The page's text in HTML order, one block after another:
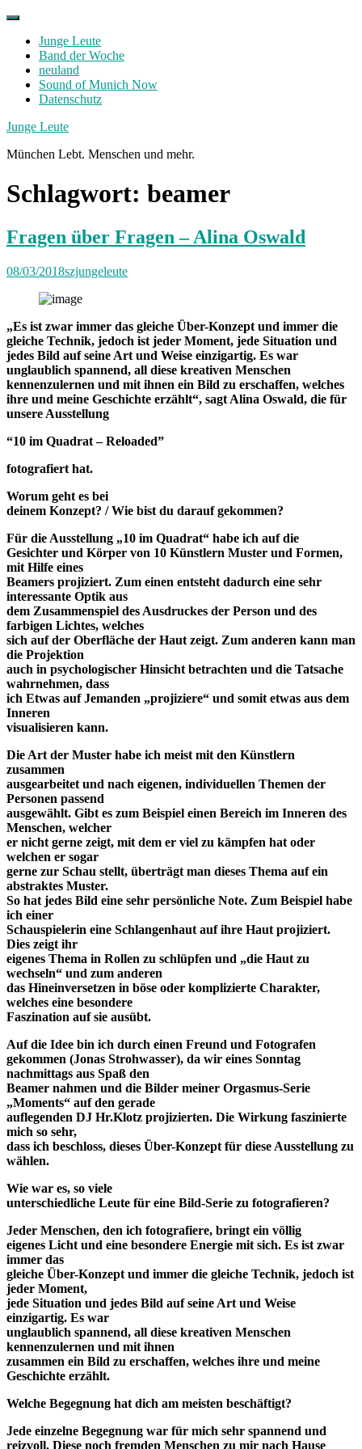
Skip
contentJunge Leute
Band der Woche
neuland
Sound of Munich Now
Datenschutz
Facebook
Twitter
Instagram
Junge Leute
München Lebt. Menschen und mehr.
Schlagwort: beamer
Fragen über Fragen – Alina Oswald
08/03/2018szjungeleute
„Es ist zwar immer das gleiche Über-Konzept und immer die
gleiche Technik, jedoch ist jeder Moment, jede Situation und
jedes Bild auf seine Art und Weise einzigartig. Es war
unglaublich spannend, all diese kreativen Menschen
kennenzulernen und mit ihnen ein Bild zu erschaffen, welches
ihre und meine Geschichte erzählt“, sagt Alina Oswald, die für
unsere Ausstellung
“10 im Quadrat – Reloaded”
fotografiert hat.
Worum geht es bei
deinem Konzept? / Wie bist du darauf gekommen?
Für die Ausstellung „10 im Quadrat“ habe ich auf die
Gesichter und Körper von 10 Künstlern Muster und Formen,
mit Hilfe eines
Beamers projiziert. Zum einen entsteht dadurch eine sehr
interessante Optik aus
dem Zusammenspiel des Ausdruckes der Person und des
farbigen Lichtes, welches
sich auf der Oberfläche der Haut zeigt. Zum anderen kann man
die Projektion
auch in psychologischer Hinsicht betrachten und die Tatsache
wahrnehmen, dass
ich Etwas auf Jemanden „projiziere“ und somit etwas aus dem
Inneren
visualisieren kann.
Die Art der Muster habe ich meist mit den Künstlern
zusammen
ausgearbeitet und nach eigenen, individuellen Themen der
Personen passend
ausgewählt. Gibt es zum Beispiel einen Bereich im Inneren des
Menschen, welcher
er nicht gerne zeigt, mit dem er viel zu kämpfen hat oder
welchen er sogar
gerne zur Schau stellt, überträgt man dieses Thema auf ein
abstraktes Muster.
So hat jedes Bild eine sehr persönliche Note. Zum Beispiel habe
ich einer
Schauspielerin eine Schlangenhaut auf ihre Haut projiziert.
Dies zeigt ihr
eigenes Thema in Rollen zu schlüpfen und „die Haut zu
wechseln“ und zum anderen
das Hineinversetzen in böse oder komplizierte Charakter,
welches eine besondere
Faszination auf sie ausübt.
Auf die Idee bin ich durch einen Freund und Fotografen
gekommen (Jonas Strohwasser), da wir eines Sonntag
nachmittags aus Spaß den
Beamer nahmen und die Bilder meiner Orgasmus-Serie
„Moments“ auf den gerade
auflegenden DJ Hr.Klotz projizierten. Die Wirkung faszinierte
mich so sehr,
dass ich beschloss, dieses Über-Konzept für diese Ausstellung zu
wählen.
Wie war es, so viele
unterschiedliche Leute für eine Bild-Serie zu fotografieren?
Jeder Menschen, den ich fotografiere, bringt ein völlig
eigenes Licht und eine besondere Energie mit sich. Es ist zwar
immer das
gleiche Über-Konzept und immer die gleiche Technik, jedoch ist
jeder Moment,
jede Situation und jedes Bild auf seine Art und Weise
einzigartig. Es war
unglaublich spannend, all diese kreativen Menschen
kennenzulernen und mit ihnen
zusammen ein Bild zu erschaffen, welches ihre und meine
Geschichte erzählt.
Welche Begegnung hat dich am meisten beschäftigt?
Jede einzelne Begegnung war für mich sehr spannend und
reizvoll. Diese noch fremden Menschen zu mir nach Hause